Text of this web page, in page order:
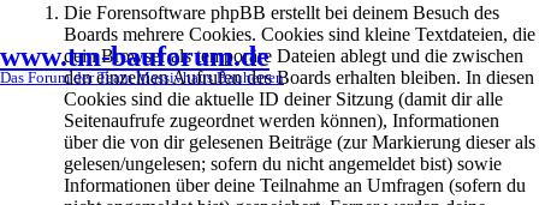
www.tm-bauforum.de
Das Forum der Team Massivhaus Bauherren
Die Forensoftware phpBB erstellt bei deinem Besuch des
Boards mehrere Cookies. Cookies sind kleine Textdateien, die
dein Browser als temporäre Dateien ablegt und die zwischen
den einzelnen Aufrufen des Boards erhalten bleiben. In diesen
Cookies sind die aktuelle ID deiner Sitzung (damit dir alle
Seitenaufrufe zugeordnet werden können), Informationen
über die von dir gelesenen Beiträge (zur Markierung dieser als
gelesen/ungelesen; sofern du nicht angemeldet bist) sowie
Informationen über deine Teilnahme an Umfragen (sofern du